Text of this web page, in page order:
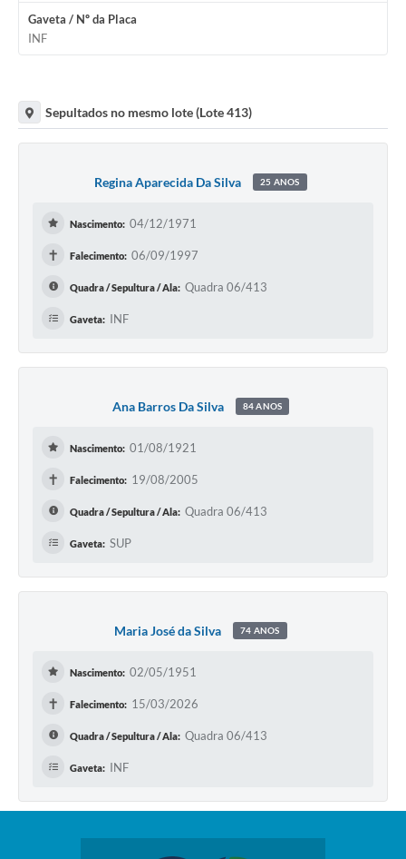
Gaveta / Nº da Placa
INF
Sepultados no mesmo lote (Lote 413)
Regina Aparecida Da Silva 25 ANOS
Nascimento: 04/12/1971
✝ Falecimento: 06/09/1997
Quadra / Sepultura / Ala: Quadra 06/413
Gaveta: INF
Ana Barros Da Silva 84 ANOS
Nascimento: 01/08/1921
✝ Falecimento: 19/08/2005
Quadra / Sepultura / Ala: Quadra 06/413
Gaveta: SUP
Maria José da Silva 74 ANOS
Nascimento: 02/05/1951
✝ Falecimento: 15/03/2026
Quadra / Sepultura / Ala: Quadra 06/413
Gaveta: INF